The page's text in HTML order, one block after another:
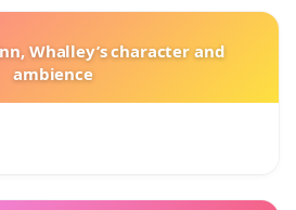
Whalley’s character and
ambience